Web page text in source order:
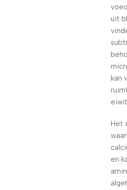
uit
kan
Het
en